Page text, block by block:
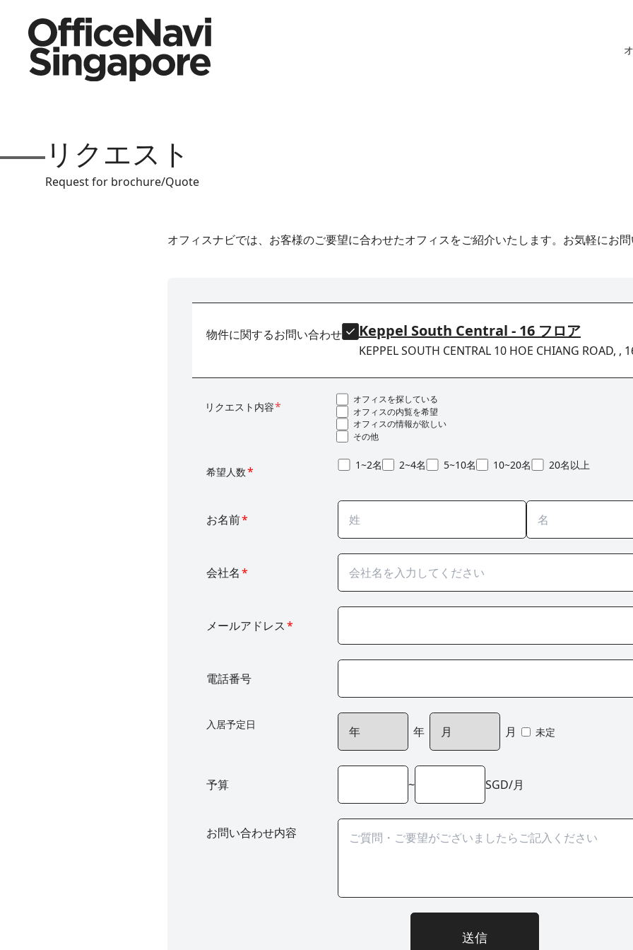
リクエスト
Request for brochure/Quote
オフィスナビでは、お客様のご要望に合わせたオフィスをご紹介いたします。お気軽にお
物件に関するお問い合わせ Keppel South Central - 16 フロア
KEPPEL SOUTH CENTRAL 10 HOE CHIANG ROAD, ,
リクエスト内容*
オフィスを探している
オフィスの内覧を希望
オフィスの情報が欲しい
その他
希望人数* 1~2名 2~4名 5~10名 10~20名 20名以上
お名前*
会社名*
メールアドレス*
電話番号
入居予定日 年 月 未定
予算 ~ SGD/月
お問い合わせ内容
送信